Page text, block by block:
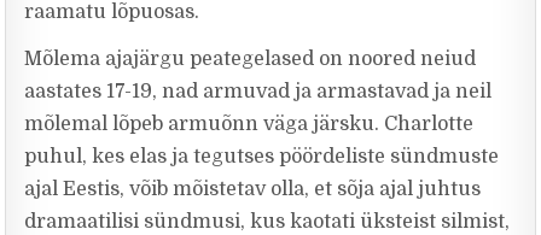
raamatu lõpuosas.
Mõlema ajajärgu peategelased on noored neiud
aastates 17-19, nad armuvad ja armastavad ja neil
mõlemal lõpeb armuõnn väga järsku. Charlotte
puhul, kes elas ja tegutses pöördeliste sündmuste
ajal Eestis, võib mõistetav olla, et sõja ajal juhtus
dramaatilisi sündmusi, kus kaotati üksteist silmist,